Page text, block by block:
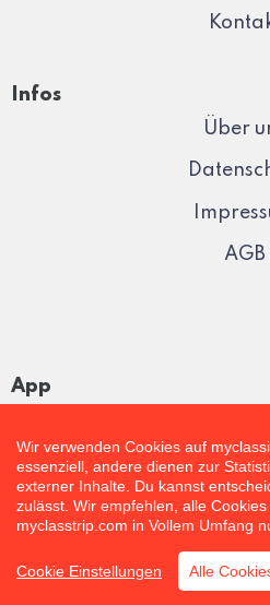
Infos
Über
AGB
App
Wir verwenden Cookies auf
essenziell, andere dienen zur
externer Inhalte. Du kannst
zulässt. Wir empfehlen, alle
myclasstrip.com in Vollem Umfang
Cookie Einstellungen Alle